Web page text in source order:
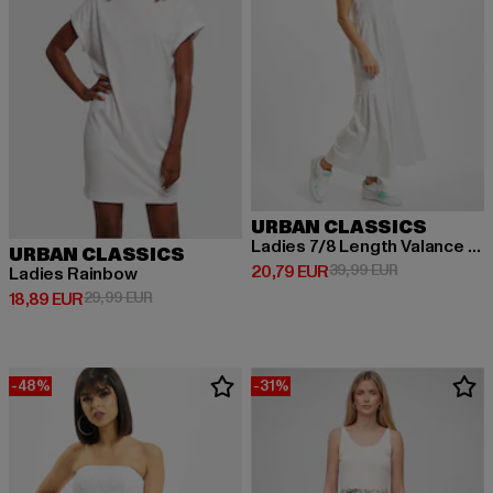
URBAN CLASSICS
Ladies Rainbow
18,89 EUR
Derzeitiger Preis: 18,89 EUR
29,99 EURAktionspreis: 29,99 EUR
URBAN CLASSICS
Ladies 7/8 Length Valance Summer
20,79 EUR
Derzeitiger Preis: 20,79 EUR
39,99 EURAktionspreis:
-48% -31%